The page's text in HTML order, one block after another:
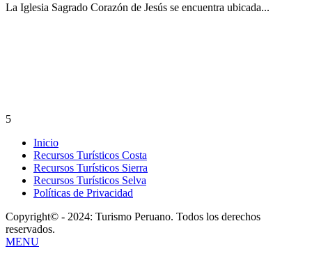
La Iglesia Sagrado Corazón de Jesús se encuentra ubicada...
5
Inicio
Recursos Turísticos Costa
Recursos Turísticos Sierra
Recursos Turísticos Selva
Políticas de Privacidad
Copyright© - 2024: Turismo Peruano. Todos los derechos
reservados.
MENU